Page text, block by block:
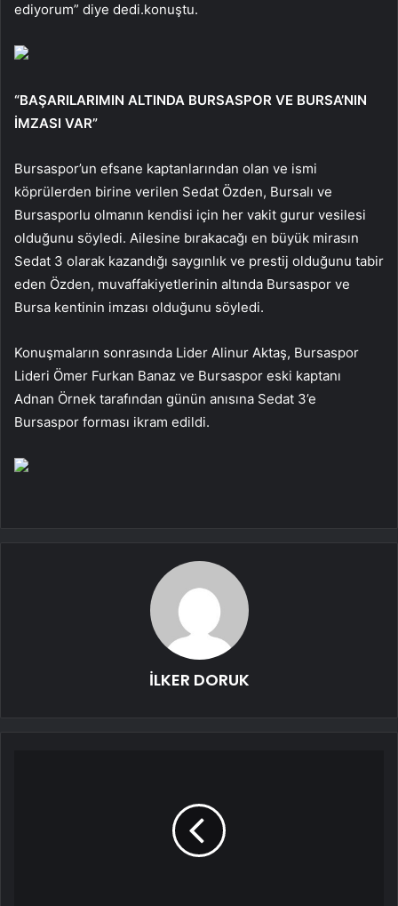
ediyorum” diye dedi.konuştu.
“BAŞARILARIMIN ALTINDA BURSASPOR VE BURSA’NIN
İMZASI VAR”
Bursaspor’un efsane kaptanlarından olan ve ismi
köprülerden birine verilen Sedat Özden, Bursalı ve
Bursasporlu olmanın kendisi için her vakit gurur vesilesi
olduğunu söyledi. Ailesine bırakacağı en büyük mirasın
Sedat 3 olarak kazandığı saygınlık ve prestij olduğunu tabir
eden Özden, muvaffakiyetlerinin altında Bursaspor ve
Bursa kentinin imzası olduğunu söyledi.
Konuşmaların sonrasında Lider Alinur Aktaş, Bursaspor
Lideri Ömer Furkan Banaz ve Bursaspor eski kaptanı
Adnan Örnek tarafından günün anısına Sedat 3’e
Bursaspor forması ikram edildi.
İLKER DORUK